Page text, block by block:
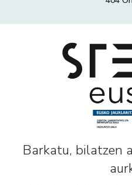
Barkatu, bilatzen